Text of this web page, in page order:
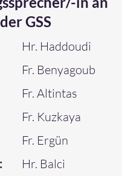
der GSS
Hr. Haddoudi
Fr. Benyagoub
Fr. Altintas
Fr. Kuzkaya
Fr. Ergün
Hr. Balci